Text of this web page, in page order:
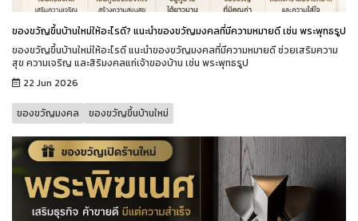
ของขวัญขึ้นบ้านใหม่ให้อะไรดี? แนะนำของขวัญมงคลที่มีความหมายดี เช่น พระพุทธรูป
ของขวัญขึ้นบ้านใหม่ให้อะไรดี แนะนำของขวัญมงคลที่มีความหมายดี ช่วยเสริมความ
สุข ความเจริญ และสิริมงคลแก่เจ้าของบ้าน เช่น พระพุทธรูป
22 Jun 2026
ของขวัญมงคล ของขวัญขึ้นบ้านใหม่